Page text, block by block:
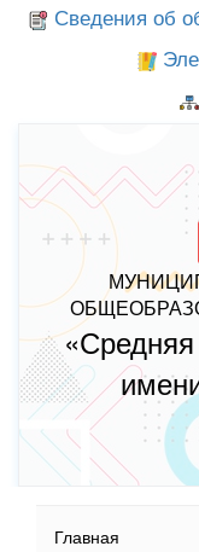
Сведения об
Главная